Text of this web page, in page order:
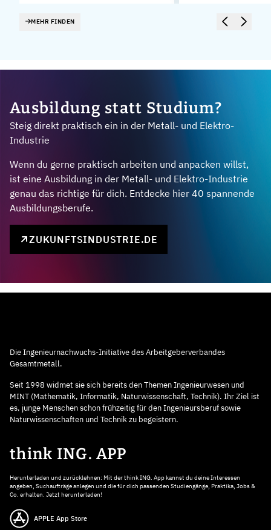
MEHR FINDEN
Ausbildung statt Studium?
Steig direkt praktisch ein in der Metall- und Elektro-
Industrie
Wenn du gerne praktisch arbeiten und anpacken willst,
ist eine Ausbildung in der Metall- und Elektro-Industrie
genau das richtige für dich. Entdecke hier 40 spannende
Ausbildungsberufe.
ZUKUNFTSINDUSTRIE.DE
Die Ingenieurnachwuchs-Initiative des Arbeitgeberverbandes
Gesamtmetall.
Seit 1998 widmet sie sich bereits den Themen Ingenieurwesen und
MINT (Mathematik, Informatik, Naturwissenschaft, Technik). Ihr Ziel ist
es, junge Menschen schon frühzeitig für den Ingenieursberuf sowie
Naturwissenschaften und Technik zu begeistern.
think ING. APP
Herunterladen und zurücklehnen: Mit der think ING. App kannst du deine Interessen
angeben, Suchaufträge anlegen und die für dich passenden Studiengänge, Praktika, Jobs &
Co. erhalten. Jetzt herunterladen!
APPLE App Store